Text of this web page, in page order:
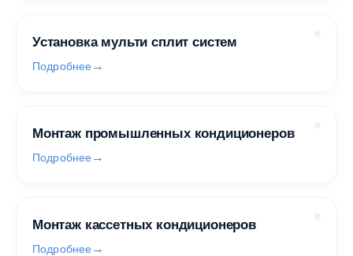
Установка мульти сплит систем
Подробнее
Монтаж промышленных кондиционеров
Подробнее
Монтаж кассетных кондиционеров
Подробнее